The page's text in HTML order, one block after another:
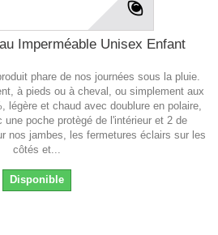
Imperméable Unisex Enfant
phare de nos journées sous la pluie.
à pieds ou à cheval, ou simplement aux
légère et chaud avec doublure en polaire,
poche protègé de l'intérieur et 2 de
nos jambes, les fermetures éclairs sur les
côtés et...
Disponible